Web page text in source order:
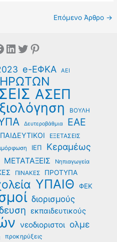
Επόμενο Άρθρο →
Linkedin
Twitter
Pinterest
e-ΕΦΚΑ ΑΕΙ
ΑΣΕΠ
ΒΟΥΛΗ
Δευτεροβάθμια ΕΑΕ
ΕΞΕΤΑΣΕΙΣ
ΙΕΠ Κεραμέως
ΜΕΤΑΤΑΞΕΙΣ
Νηπιαγωγεία
ΠΙΝΑΚΕΣ ΠΡΟΤΥΠΑ
ΥΠΑΙΘ ΦΕΚ
διορισμούς
εκπαιδευτικούς
νεοδιοριστοι ολμε
προκηρύξεις